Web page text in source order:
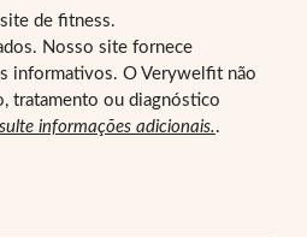
de fitness.
Nosso site fornece
informativos. O Verywelfit não
tratamento ou diagnóstico
informações adicionais. .